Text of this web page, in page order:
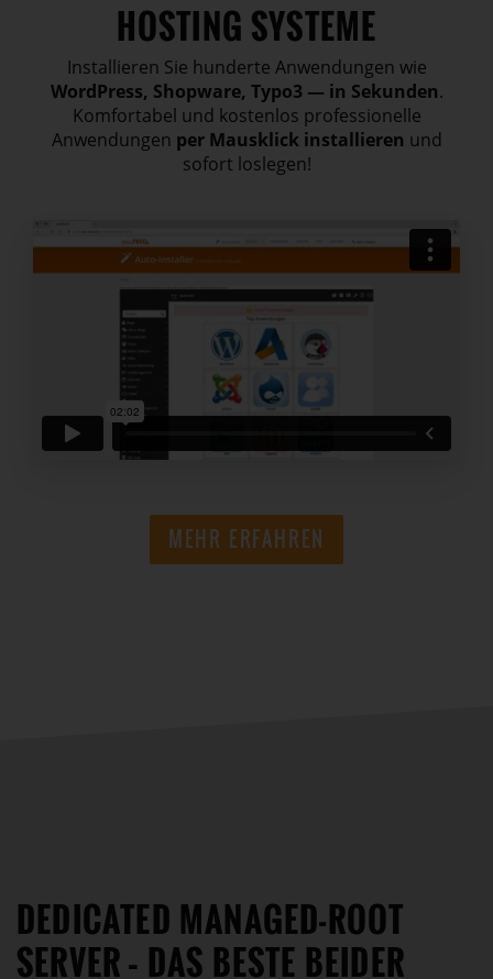
HOSTING SYSTEME
Installieren Sie hunderte Anwendungen wie
WordPress, Shopware, Typo3 — in Sekunden.
Komfortabel und kostenlos professionelle
Anwendungen per Mausklick installieren und
sofort loslegen!
MEHR ERFAHREN
DEDICATED MANAGED-ROOT
SERVER – DAS BESTE BEIDER